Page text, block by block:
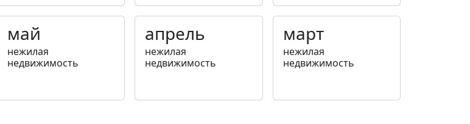
май
нежилая
недвижимость
апрель
нежилая
недвижимость
март
нежилая
недвижимость